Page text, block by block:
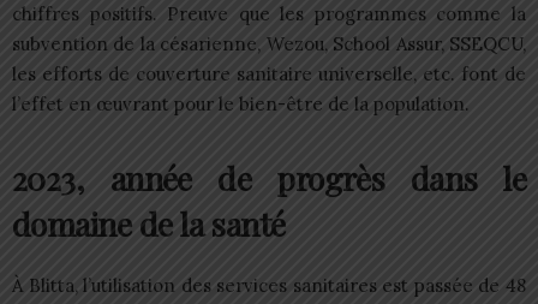
chiffres positifs. Preuve que les programmes comme la
subvention de la césarienne, Wezou, School Assur, SSEQCU,
les efforts de couverture sanitaire universelle, etc. font de
l’effet en œuvrant pour le bien-être de la population.
2023, année de progrès dans le
domaine de la santé
À Blitta, l’utilisation des services sanitaires est passée de 48